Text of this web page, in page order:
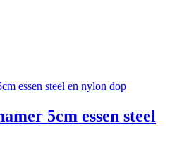
5cm essen steel